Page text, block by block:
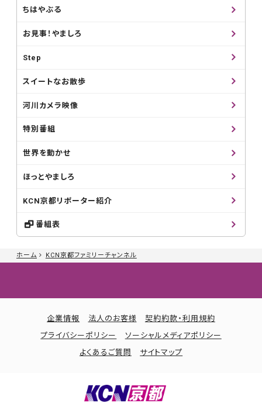
ホーム KCN京都ファミリーチャンネル
ちはやぶる
お見事！やましろ
Step
スイートなお散歩
河川カメラ映像
特別番組
世界を動かせ
ほっとやましろ
KCN京都リポーター紹介
番組表
企業情報 法人のお客様
契約約款・利用規約
プライバシーポリシー
ソーシャルメディアポリシー
よくあるご質問
サイトマップ